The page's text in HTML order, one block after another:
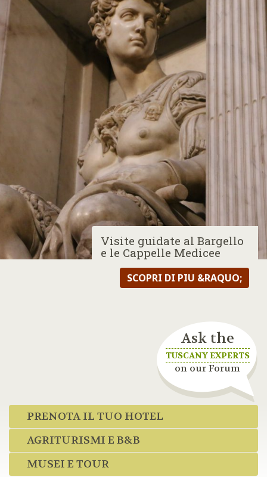
Visite guidate al Bargello
e le Cappelle Medicee
SCOPRI DI PIU &RAQUO;
Ask the
TUSCANY EXPERTS
on our Forum
PRENOTA IL TUO HOTEL
AGRITURISMI E B&B
MUSEI E TOUR